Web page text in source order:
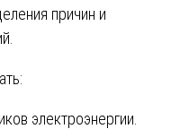
причин и
электроэнергии.